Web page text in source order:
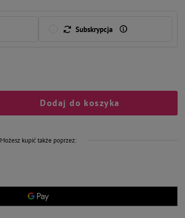
Subskrypcja
Dodaj do koszyka
Możesz kupić także poprzez: